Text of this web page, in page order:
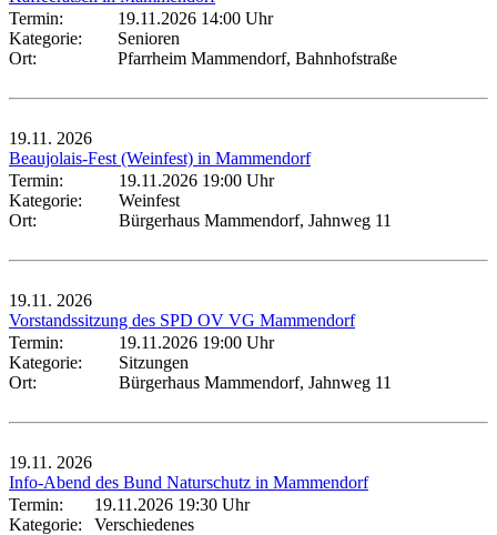
Termin:
19.11.2026 14:00 Uhr
Kategorie:
Senioren
Ort:
Pfarrheim Mammendorf, Bahnhofstraße
19.11. 2026
Beaujolais-Fest (Weinfest) in Mammendorf
Termin:
19.11.2026 19:00 Uhr
Kategorie:
Weinfest
Ort:
Bürgerhaus Mammendorf, Jahnweg 11
19.11. 2026
Vorstandssitzung des SPD OV VG Mammendorf
Termin:
19.11.2026 19:00 Uhr
Kategorie:
Sitzungen
Ort:
Bürgerhaus Mammendorf, Jahnweg 11
19.11. 2026
Info-Abend des Bund Naturschutz in Mammendorf
Termin:
19.11.2026 19:30 Uhr
Kategorie:
Verschiedenes